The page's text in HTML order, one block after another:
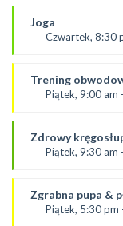
Mateusz
SALA 2
Joga
Czwartek, 8:30
Dominika
SALA 1
Trening
Piątek, 9:00 am
Aneta J
SALA 1
Zdrowy
Piątek, 9:30 am
prowadząca:
Żaneta
Zgrabna pupa &
Piątek, 5:30 pm